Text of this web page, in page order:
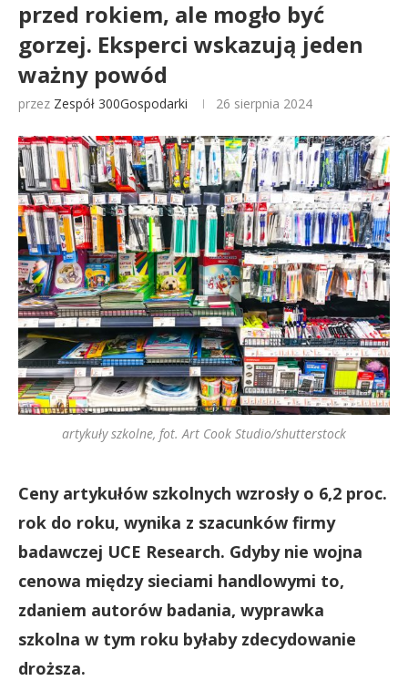
przed rokiem, ale mogło być
gorzej. Eksperci wskazują jeden
ważny powód
przez Zespół 300Gospodarki 26 sierpnia 2024
artykuły szkolne, fot. Art Cook Studio/shutterstock
Ceny artykułów szkolnych wzrosły o 6,2 proc.
rok do roku, wynika z szacunków firmy
badawczej UCE Research. Gdyby nie wojna
cenowa między sieciami handlowymi to,
zdaniem autorów badania, wyprawka
szkolna w tym roku byłaby zdecydowanie
droższa.